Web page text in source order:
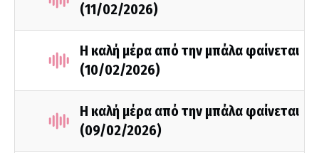
(11/02/2026)
Η καλή μέρα από την μπάλα φαίνεται
(10/02/2026)
Η καλή μέρα από την μπάλα φαίνεται
(09/02/2026)